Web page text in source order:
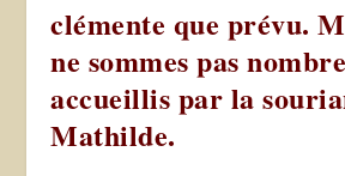
clémente que prévu.
ne sommes pas
accueillis par la
Mathilde.